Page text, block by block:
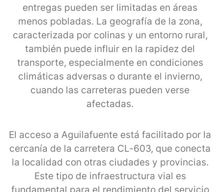
entregas pueden ser limitadas en áreas
menos pobladas. La geografía de la zona,
caracterizada por colinas y un entorno rural,
también puede influir en la rapidez del
transporte, especialmente en condiciones
climáticas adversas o durante el invierno,
cuando las carreteras pueden verse
afectadas.
El acceso a Aguilafuente está facilitado por la
cercanía de la carretera CL-603, que conecta
la localidad con otras ciudades y provincias.
Este tipo de infraestructura vial es
fundamental para el rendimiento del servicio